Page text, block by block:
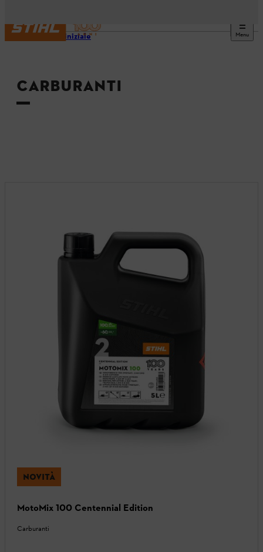
Menu
Pagina iniziale
CARBURANTI
NOVITÀ
MotoMix 100 Centennial Edition
Carburanti